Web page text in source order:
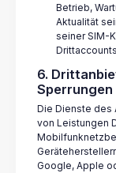
Betrieb,
Aktualität
seiner SIM-
6.
Sperrungen
Die Dienste des
von Leistungen
Google, Apple